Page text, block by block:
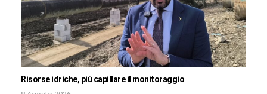
Risorse idriche, più capillare il monitoraggio